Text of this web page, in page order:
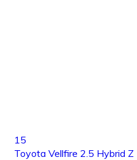
15
Toyota Vellfire 2.5 Hybrid